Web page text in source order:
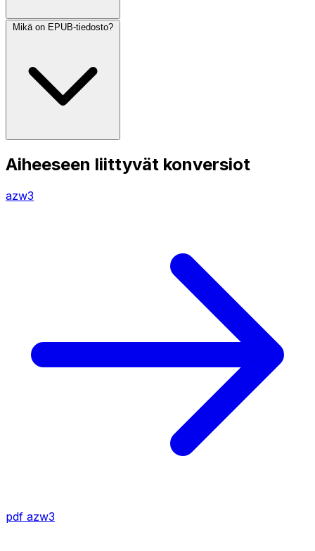
Mikä on EPUB-tiedosto?
Aiheeseen liittyvät konversiot
azw3
pdf azw3